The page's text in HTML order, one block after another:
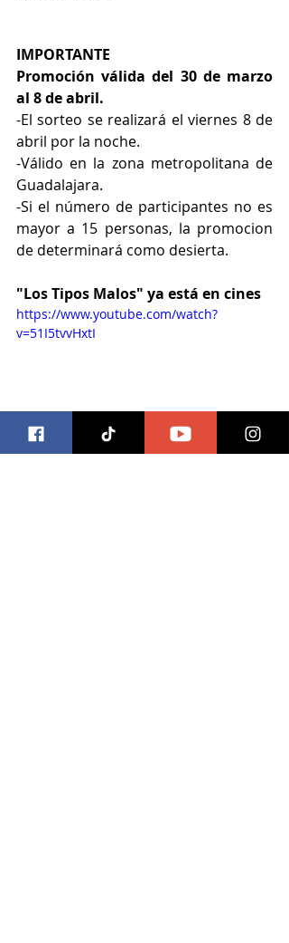
IMPORTANTE
Promoción válida del 30 de marzo
al 8 de abril.
-El sorteo se realizará el viernes 8 de
abril por la noche.
-Válido en la zona metropolitana de
Guadalajara.
-Si el número de participantes no es
mayor a 15 personas, la promocion
de determinará como desierta.
"Los Tipos Malos" ya está en cines
https://www.youtube.com/watch?
v=51I5tvvHxtI